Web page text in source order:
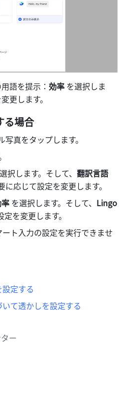
語を提示：効率 を選択しま
更します。
る場合
真をタップします。
択します。そして、翻訳言語
応じて設定を変更します。
を選択します。そして、 Lingo
を変更します。
ート入力の設定を実行できませ
定する
て透かしを設定する
ー